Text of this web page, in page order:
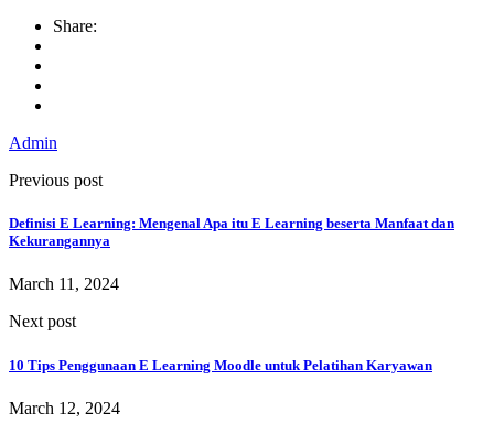
Share:
Admin
Previous post
Definisi E Learning: Mengenal Apa itu E Learning beserta Manfaat dan
Kekurangannya
March 11, 2024
Next post
10 Tips Penggunaan E Learning Moodle untuk Pelatihan Karyawan
March 12, 2024